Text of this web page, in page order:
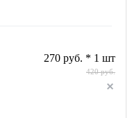
270 руб. * 1 шт
420 руб.